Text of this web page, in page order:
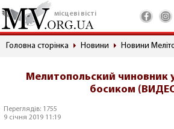
місцеві вісті
Головна сторінка Новини Новини
Мелитопольский чиновник
босиком
Переглядів: 1755
9 січня 2019 11:19